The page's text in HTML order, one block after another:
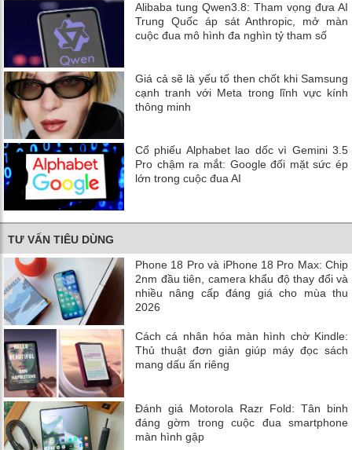
Alibaba tung Qwen3.8: Tham vọng đưa AI
Trung Quốc áp sát Anthropic, mở màn
cuộc đua mô hình đa nghìn tỷ tham số
Giá cả sẽ là yếu tố then chốt khi Samsung
cạnh tranh với Meta trong lĩnh vực kính
thông minh
Cổ phiếu Alphabet lao dốc vì Gemini 3.5
Pro chậm ra mắt: Google đối mặt sức ép
lớn trong cuộc đua AI
TƯ VẤN TIÊU DÙNG
Phone 18 Pro và iPhone 18 Pro Max: Chip
2nm đầu tiên, camera khẩu độ thay đổi và
nhiều nâng cấp đáng giá cho mùa thu
2026
Cách cá nhân hóa màn hình chờ Kindle:
Thủ thuật đơn giản giúp máy đọc sách
mang dấu ấn riêng
Đánh giá Motorola Razr Fold: Tân binh
đáng gờm trong cuộc đua smartphone
màn hình gập